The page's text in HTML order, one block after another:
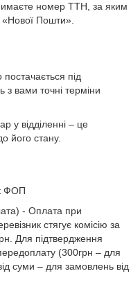
номер ТТН, за яким
«Нової Пошти».
під
вами точні терміни
у відділенні – це
його стану.
ФОП
- Оплата при
стягує комісію за
Для підтвердження
(300грн – для
суми – для замовлень від